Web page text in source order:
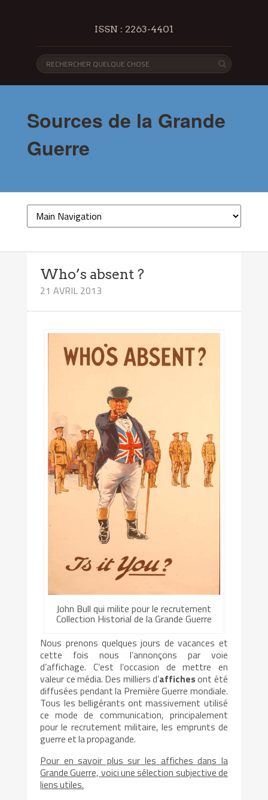
ISSN : 2263-4401
Sources de la Grande
Guerre
Who’s absent ?
21 AVRIL 2013
John Bull qui milite pour le recrutement
Collection Historial de la Grande Guerre
Nous prenons quelques jours de vacances et
cette fois nous l’annonçons par voie
d’affichage. C’est l’occasion de mettre en
valeur ce média. Des milliers d’affichesont été
diffusées pendant la Première Guerre mondiale.
Tous les belligérants ont massivement utilisé
ce mode de communication, principalement
pour le recrutement militaire, les emprunts de
guerre et la propagande.
Pour en savoir plus sur les affiches dans la
Grande Guerre, voici une sélection subjective de
liens utiles.